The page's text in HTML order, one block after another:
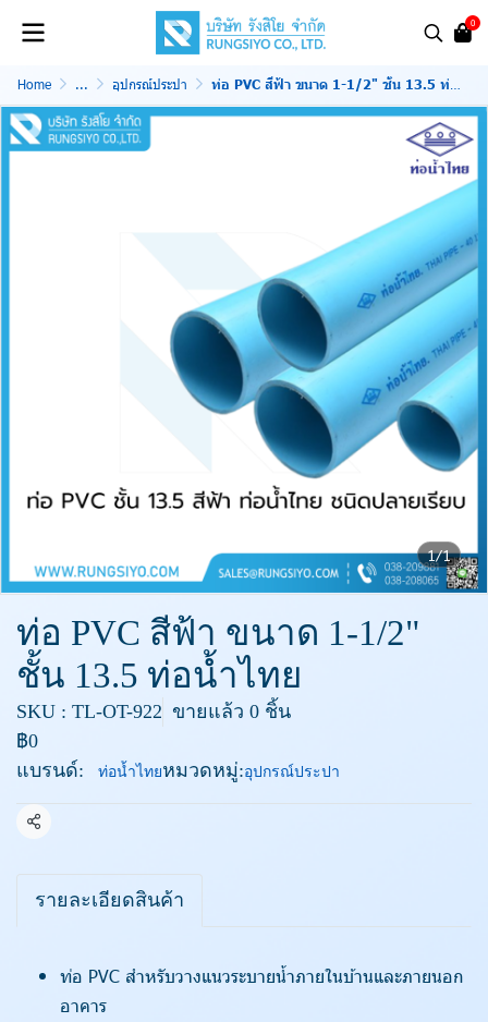
0
Home ... อุปกรณ์ประปา ท่อ PVC สีฟ้า ขนาด 1-1/2" ชั้น 13.5 ท่อน้ำไทย
1/1
ท่อ PVC สีฟ้า ขนาด 1-1/2"
ชั้น 13.5 ท่อน้ำไทย
SKU : TL-OT-922 ขายแล้ว 0 ชิ้น
฿0
แบรนด์:
ท่อน้ำไทยหมวดหมู่:อุปกรณ์ประปา
แชร์
รายละเอียดสินค้า
ท่อ PVC สำหรับวางแนวระบายน้ำภายในบ้านและภายนอก
อาคาร